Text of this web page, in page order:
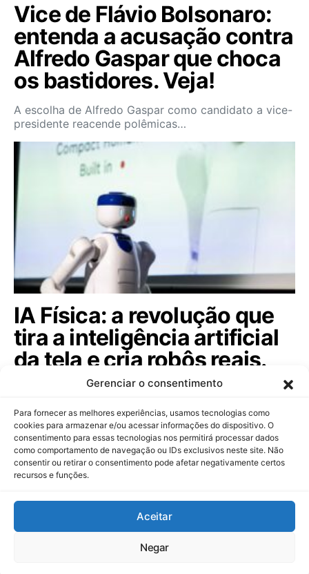
Gerenciar o consentimento
Para fornecer as melhores experiências, usamos tecnologias como
cookies para armazenar e/ou acessar informações do dispositivo. O
consentimento para essas tecnologias nos permitirá processar dados
como comportamento de navegação ou IDs exclusivos neste site. Não
consentir ou retirar o consentimento pode afetar negativamente certos
recursos e funções.
Aceitar
Negar
Vice de Flávio Bolsonaro:
entenda a acusação contra
Alfredo Gaspar que choca
os bastidores. Veja!
A escolha de Alfredo Gaspar como candidato a vice-
presidente reacende polêmicas…
IA Física: a revolução que
tira a inteligência artificial
da tela e cria robôs reais.
Descubra!
A IA Física está transformando a indústria ao permitir
que máquinas percebam e ajam no…
Dinheiropédia
Contato Sobre Nós Política de Privacidade Aviso Legal